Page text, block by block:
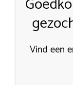
Vind een